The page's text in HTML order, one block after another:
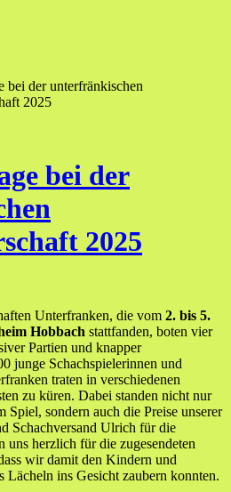
bei der unterfränkischen
2025
bei der
2025
Unterfranken, die vom 2. bis 5.
Hobbach stattfanden, boten vier
Partien und knapper
junge Schachspielerinnen und
traten in verschiedenen
zu küren. Dabei standen nicht nur
Spiel, sondern auch die Preise unserer
Schachversand Ulrich für die
uns herzlich für die zugesendeten
wir damit den Kindern und
Lächeln ins Gesicht zaubern konnten.